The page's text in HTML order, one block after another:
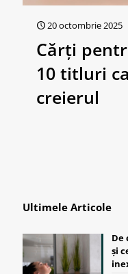
20 octombrie 2025
Cărți
10 titluri
creierul
Ultimele Articole
De
și